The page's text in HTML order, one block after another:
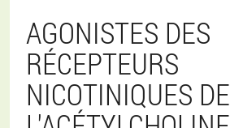
AGONISTES DES
RÉCEPTEURS
NICOTINIQUES DE